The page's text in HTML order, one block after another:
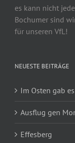
es kann nicht
Bochumer sind
für unseren VfL!
NEUESTE BEITRÄGE
Im Osten gab
Ausflug gen
Effesberg